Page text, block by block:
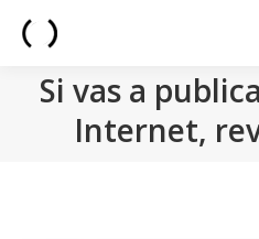
Si vas a
Internet,